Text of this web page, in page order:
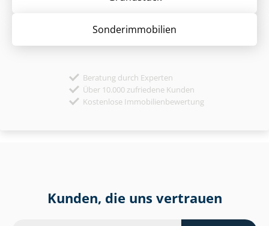
Sonder­immobilien
Beratung durch Experten
Über 10.000 zufriedene Kunden
Kostenlose Immobilienbewertung
Kunden, die uns vertrauen